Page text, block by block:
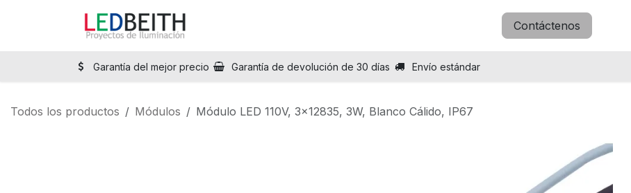
Contáctenos
Garantía del mejor precio Garantía de devolución de 30 días Envío estándar
Todos los productos Módulos Módulo LED 110V, 3x12835, 3W, Blanco Cálido, IP67